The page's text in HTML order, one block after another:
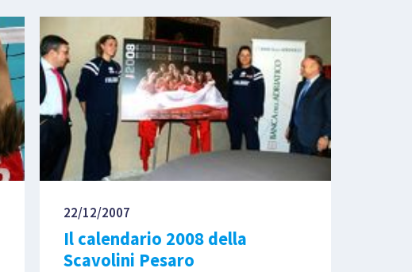
22/12/2007
Il calendario 2008 della
Scavolini Pesaro